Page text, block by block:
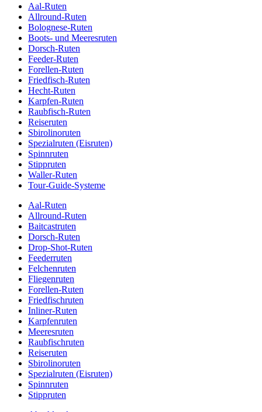
Aal-Ruten
Allround-Ruten
Bolognese-Ruten
Boots- und Meeresruten
Dorsch-Ruten
Feeder-Ruten
Forellen-Ruten
Friedfisch-Ruten
Hecht-Ruten
Karpfen-Ruten
Raubfisch-Ruten
Reiseruten
Sbirolinoruten
Spezialruten (Eisruten)
Spinnruten
Stippruten
Waller-Ruten
Tour-Guide-Systeme
Aal-Ruten
Allround-Ruten
Baitcastruten
Dorsch-Ruten
Drop-Shot-Ruten
Feederruten
Felchenruten
Fliegenruten
Forellen-Ruten
Friedfischruten
Inliner-Ruten
Karpfenruten
Meeresruten
Raubfischruten
Reiseruten
Sbirolinoruten
Spezialruten (Eisruten)
Spinnruten
Stippruten